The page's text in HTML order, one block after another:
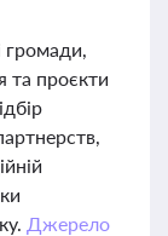
громади,
та проєкти
Джерело